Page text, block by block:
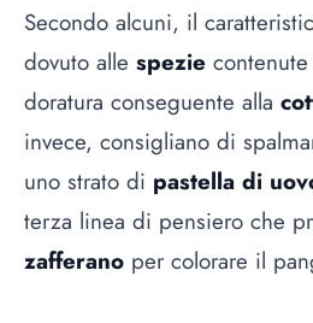
Secondo alcuni, il
dovuto alle spezie
doratura conseguente alla
invece, consigliano di
uno strato di pastella di
terza linea di pensiero che
zafferano per colorare il